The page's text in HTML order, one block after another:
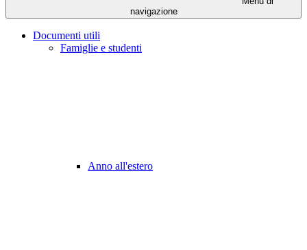
navigazione
Documenti utili
Famiglie e studenti
Anno all'estero